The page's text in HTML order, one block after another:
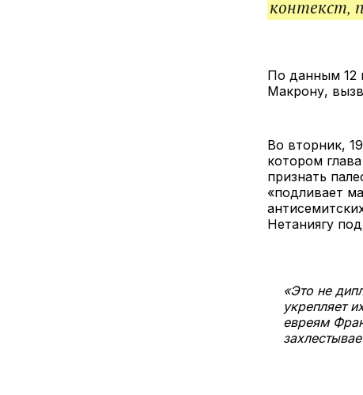
контекст,
По данным 12
Макрону,
Во вторник,
котором
признать
«подливает
Нетаниягу
«Это не
укрепляет
евреям